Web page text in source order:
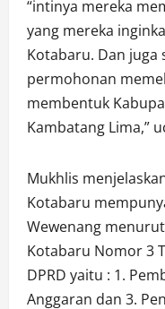
“intinya mereka
yang mereka
Kotabaru. Dan juga
permohonan
membentuk
Kambatang Lima,”
Mukhlis
Kotabaru
Wewenang
Kotabaru Nomor 3
DPRD yaitu : 1.
Anggaran dan 3.